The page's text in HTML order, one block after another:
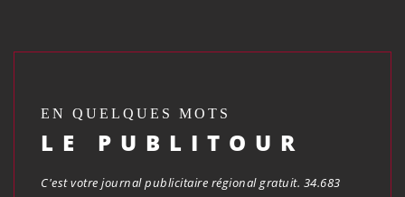
EN QUELQUES MOTS
LE PUBLITOUR
C'est votre journal publicitaire régional gratuit. 34.683